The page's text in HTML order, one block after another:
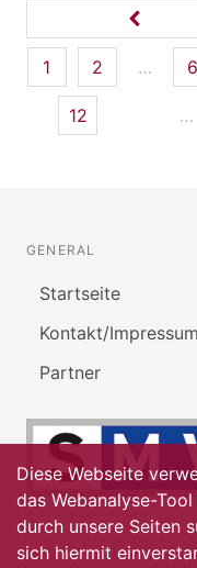
1 2 … 6
12 …
GENERAL
Startseite
Kontakt/Impressum
Partner
Diese Webseite
das Webanalyse-
durch unsere Seiten
sich hiermit